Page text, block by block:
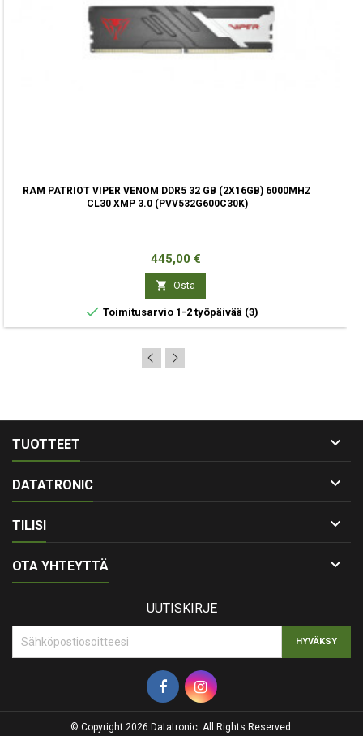
RAM PATRIOT VIPER VENOM DDR5 32 GB (2X16GB) 6000MHZ
CL30 XMP 3.0 (PVV532G600C30K)
Hinta
445,00 €
 Osta
 Toimitusarvio 1-2 työpäivää (3)
TUOTTEET 
DATATRONIC 
TILISI 
OTA YHTEYTTÄ 
UUTISKIRJE
© Copyright 2026 Datatronic. All Rights Reserved.